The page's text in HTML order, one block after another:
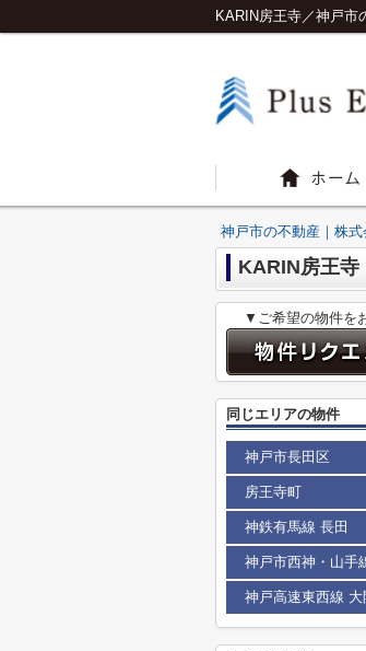
KARIN房王寺／神戸市
神戸市の不動産｜株
KARIN房王寺
▼ご希望の物件を
同じエリアの物件
神戸市長田区
房王寺町
神鉄有馬線 長田
神戸市西神・山手
神戸高速東西線 大